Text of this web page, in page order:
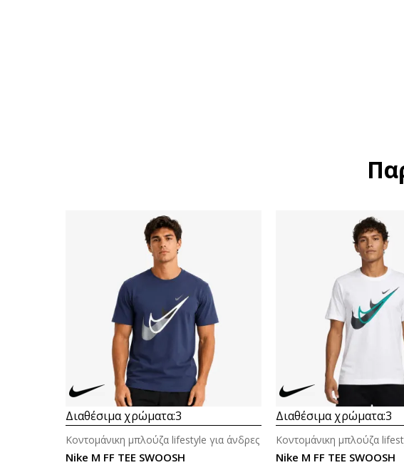
Διαθέσιμα χρώματα:3
Nike M FF TEE SWOOSH
Κοντομάνικη μπλούζα lifestyle για άνδρες
Διαθέσιμα χρώματα:3
Nike M FF TEE SWOOSH
Κοντομάνικη μπλούζα